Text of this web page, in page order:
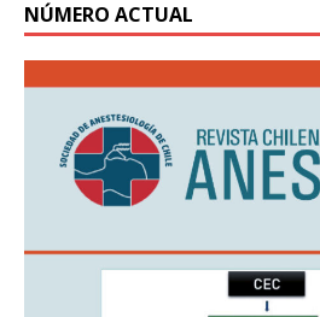
NÚMERO ACTUAL